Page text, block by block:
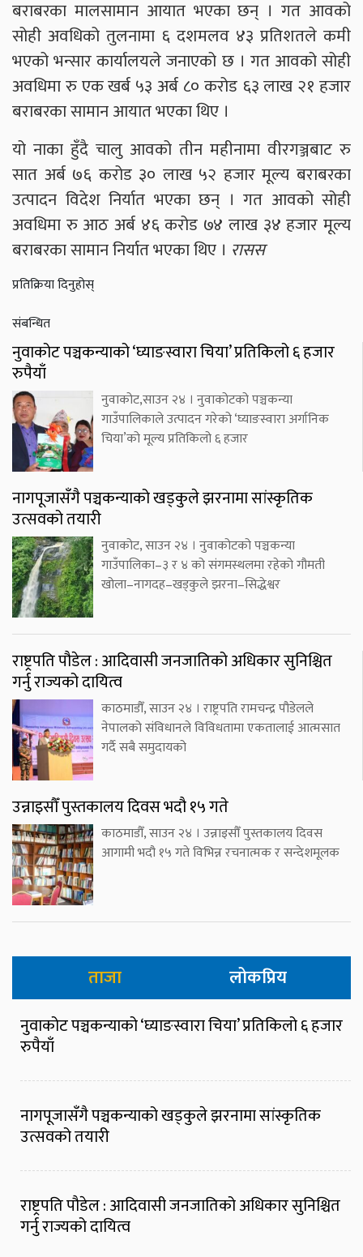
बराबरका मालसामान आयात भएका छन् । गत आवको
सोही अवधिको तुलनामा ६ दशमलव ४३ प्रतिशतले कमी
भएको भन्सार कार्यालयले जनाएको छ । गत आवको सोही
अवधिमा रु एक खर्ब ५३ अर्ब ८० करोड ६३ लाख २१ हजार
बराबरका सामान आयात भएका थिए ।
यो नाका हुँदै चालु आवको तीन महीनामा वीरगञ्जबाट रु
सात अर्ब ७६ करोड ३० लाख ५२ हजार मूल्य बराबरका
उत्पादन विदेश निर्यात भएका छन् । गत आवको सोही
अवधिमा रु आठ अर्ब ४६ करोड ७४ लाख ३४ हजार मूल्य
बराबरका सामान निर्यात भएका थिए । रासस
प्रतिक्रिया दिनुहोस्
संबन्धित
नुवाकोट पञ्चकन्याको ‘घ्याङस्वारा चिया’ प्रतिकिलो ६ हजार
रुपैयाँ
नुवाकोट,साउन २४ । नुवाकोटको पञ्चकन्या
गाउँपालिकाले उत्पादन गरेको ‘घ्याङस्वारा अर्गानिक
चिया’को मूल्य प्रतिकिलो ६ हजार
नागपूजासँगै पञ्चकन्याको खड्कुले झरनामा सांस्कृतिक
उत्सवको तयारी
नुवाकोट, साउन २४ । नुवाकोटको पञ्चकन्या
गाउँपालिका–३ र ४ को संगमस्थलमा रहेको गौमती
खोला–नागदह–खड्कुले झरना–सिद्धेश्वर
राष्ट्रपति पौडेल : आदिवासी जनजातिको अधिकार सुनिश्चित
गर्नु राज्यको दायित्व
काठमाडौँ, साउन २४ । राष्ट्रपति रामचन्द्र पौडेलले
नेपालको संविधानले विविधतामा एकतालाई आत्मसात
गर्दै सबै समुदायको
उन्नाइसौँ पुस्तकालय दिवस भदौ १५ गते
काठमाडौँ, साउन २४ । उन्नाइसौँ पुस्तकालय दिवस
आगामी भदौ १५ गते विभिन्न रचनात्मक र सन्देशमूलक
ताजा लोकप्रिय
नुवाकोट पञ्चकन्याको ‘घ्याङस्वारा चिया’ प्रतिकिलो ६ हजार
रुपैयाँ
नागपूजासँगै पञ्चकन्याको खड्कुले झरनामा सांस्कृतिक
उत्सवको तयारी
राष्ट्रपति पौडेल : आदिवासी जनजातिको अधिकार सुनिश्चित
गर्नु राज्यको दायित्व